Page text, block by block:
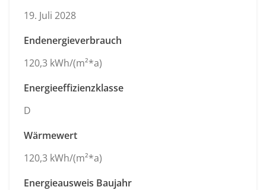
19. Juli 2028
Endenergieverbrauch
120,3 kWh/(m²*a)
Energieeffizienzklasse
D
Wärmewert
120,3 kWh/(m²*a)
Energieausweis Baujahr